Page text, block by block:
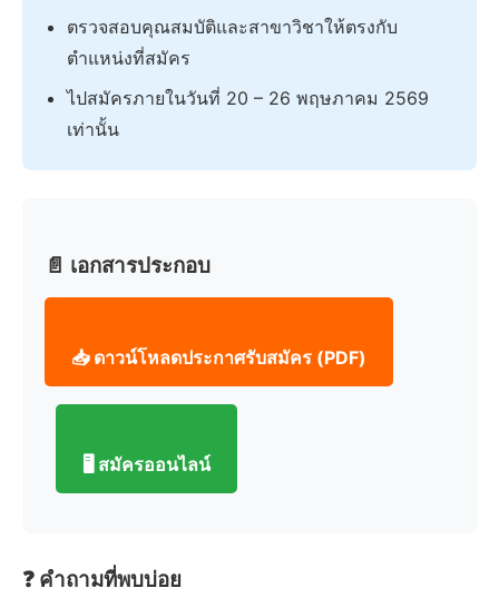
ตรวจสอบคุณสมบัติและสาขาวิชาให้ตรงกับ
ตำแหน่งที่สมัคร
ไปสมัครภายในวันที่ 20 – 26 พฤษภาคม 2569
เท่านั้น
📄 เอกสารประกอบ
📥 ดาวน์โหลดประกาศรับสมัคร (PDF)
🖥️ สมัครออนไลน์
❓ คำถามที่พบบ่อย